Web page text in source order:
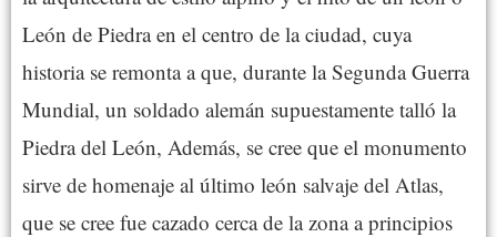
León de Piedra en el centro de la ciudad, cuya
historia se remonta a que, durante la Segunda Guerra
Mundial, un soldado alemán supuestamente talló la
Piedra del León, Además, se cree que el monumento
sirve de homenaje al último león salvaje del Atlas,
que se cree fue cazado cerca de la zona a principios